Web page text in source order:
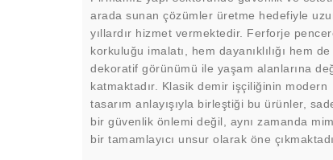
arada sunan çözümler üretme hedefiyle
yıllardır hizmet vermektedir. Ferforje
korkuluğu imalatı, hem dayanıklılığı hem de
dekoratif görünümü ile yaşam alanlarına
katmaktadır. Klasik demir işçiliğinin modern
tasarım anlayışıyla birleştiği bu ürünler,
bir güvenlik önlemi değil, aynı zamanda
bir tamamlayıcı unsur olarak öne